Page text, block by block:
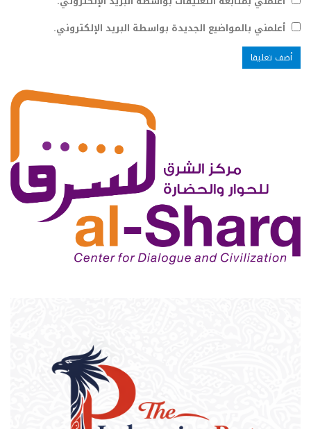
أعلمني بالمواضيع الجديدة بواسطة البريد الإلكتروني.